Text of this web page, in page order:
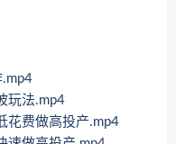
.mp4
玩法.mp4
花费做高投产.mp4